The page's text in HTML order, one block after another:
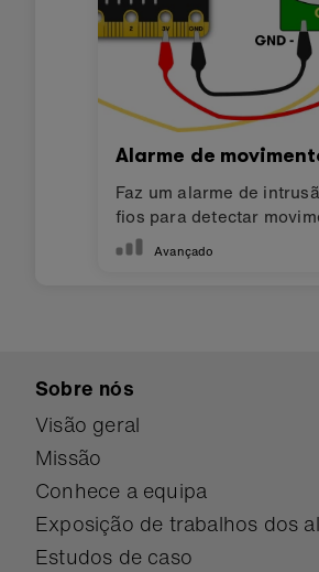
Alarme de
Faz um alarme de
fios para detectar
Avançado
Sobre nós
Visão geral
Missão
Conhece a equipa
Exposição de trabalhos dos
Estudos de caso